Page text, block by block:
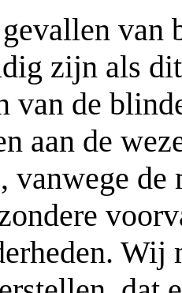
van
zijn als
van de
aan de
vanwege
Wij